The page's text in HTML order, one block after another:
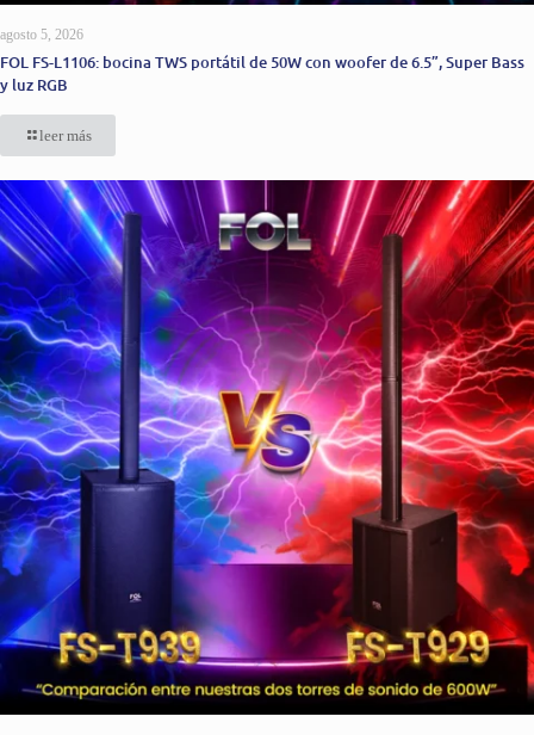
agosto 5, 2026
FOL FS-L1106: bocina TWS portátil de 50W con woofer de 6.5”, Super Bass
y luz RGB
leer más